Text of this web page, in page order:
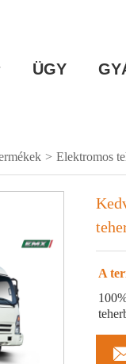
ÜGY
> Elektromos
A